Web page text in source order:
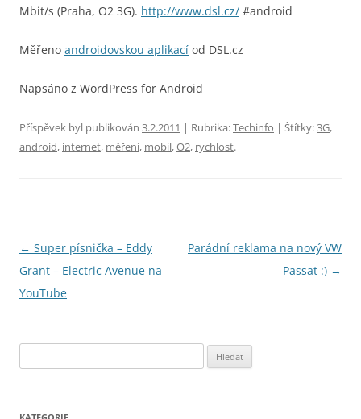
Mbit/s (Praha, O2 3G). http://www.dsl.cz/ #android
Měřeno androidovskou aplikací od DSL.cz
Napsáno z WordPress for Android
Příspěvek byl publikován 3.2.2011 | Rubrika:Techinfo | Štítky:3G,
android, internet, měření, mobil,O2, rychlost.
Navigace
pro
příspěvky
← Super písnička – Eddy
Grant – Electric Avenue na
YouTube
Parádní reklama na nový VW
Passat :) →